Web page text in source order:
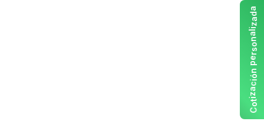
C
o
t
i
z
a
c
i
ó
n
p
e
r
s
o
n
a
l
i
z
a
d
a